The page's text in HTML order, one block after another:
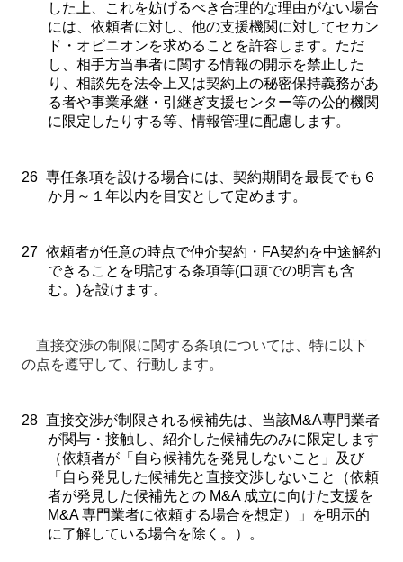
した上、これを妨げるべき合理的な理由がない場合
には、依頼者に対し、他の支援機関に対してセカン
ド・オピニオンを求めることを許容します。ただ
し、相手方当事者に関する情報の開示を禁止した
り、相談先を法令上又は契約上の秘密保持義務があ
る者や事業承継・引継ぎ支援センター等の公的機関
に限定したりする等、情報管理に配慮します。
26 専任条項を設ける場合には、契約期間を最長でも６
か月～１年以内を目安として定めます。
27 依頼者が任意の時点で仲介契約・ FA契約を中途解約
できることを明記する条項等(口頭での明言も含
む。)を設けます。
直接交渉の制限に関する条項については、特に以下
の点を遵守して、行動します。
28 直接交渉が制限される候補先は、当該M&A専門業者
が関与・接触し、紹介した候補先のみに限定します
（依頼者が「自ら候補先を発見しないこと」及び
「自ら発見した候補先と直接交渉しないこと（依頼
者が発見した候補先との M&A 成立に向けた支援を
M&A専門業者に依頼する場合を想定）」を明示的
に了解している場合を除く。）。